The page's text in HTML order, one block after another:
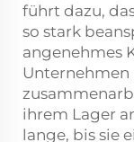
führt dazu,
so stark
angenehmes
Unternehmen
ihrem Lager
lange, bis sie